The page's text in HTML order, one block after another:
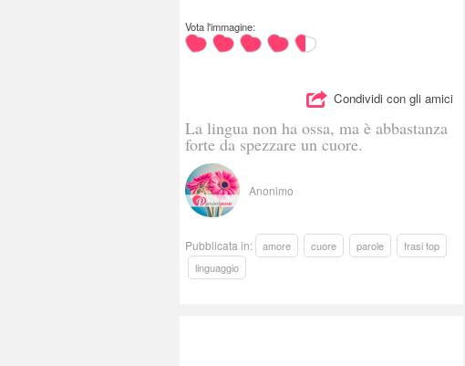
Vota l'immagine:
Condividi con gli amici
La lingua non ha ossa, ma è abbastanza
forte da spezzare un cuore.
Anonimo
Pubblicata in: amore cuore parole
frasi top
linguaggio